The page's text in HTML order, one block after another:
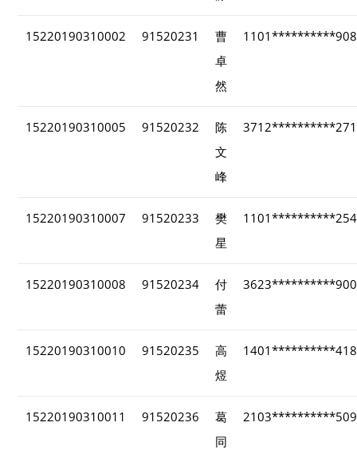
15220190310002 91520231
曹
卓
然
15220190310005 91520232
陈
文
峰
15220190310007 91520233
樊
星
15220190310008 91520234
付
蕾
15220190310010 91520235
高
煜
15220190310011 91520236
葛
同